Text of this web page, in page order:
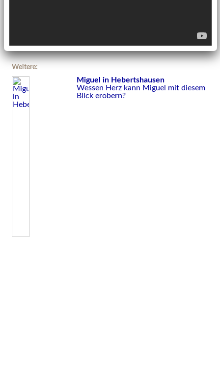
Weitere:
Miguel in Hebertshausen
Wessen Herz kann Miguel mit diesem
Blick erobern?